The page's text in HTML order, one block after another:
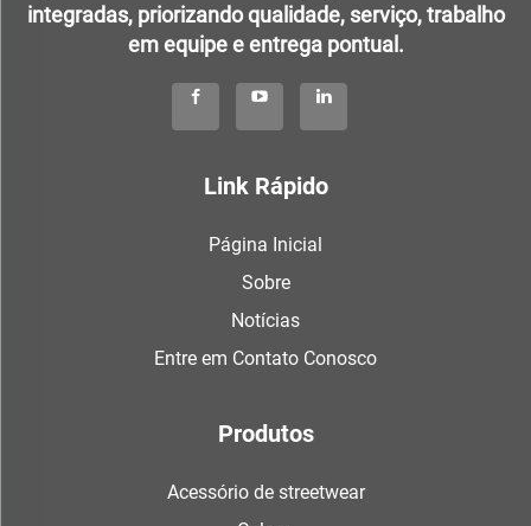
integradas, priorizando qualidade, serviço, trabalho
em equipe e entrega pontual.
Link Rápido
Página Inicial
Sobre
Notícias
Entre em Contato Conosco
Produtos
Acessório de streetwear